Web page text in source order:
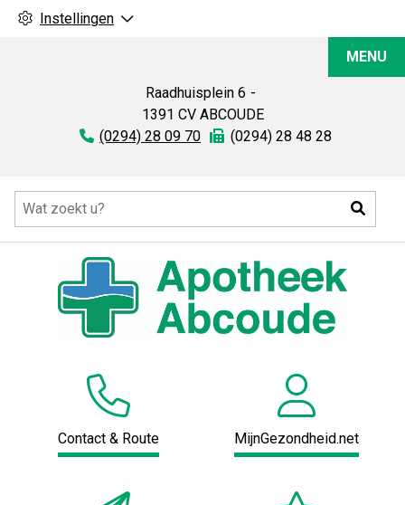
Instellingen
Raadhuisplein 6
1391 CV ABCOUDE
Tel:
(0294) 28 09 70 Fax:
(0294) 28 48 28
MENU
Contact & Route MijnGezondheid.net